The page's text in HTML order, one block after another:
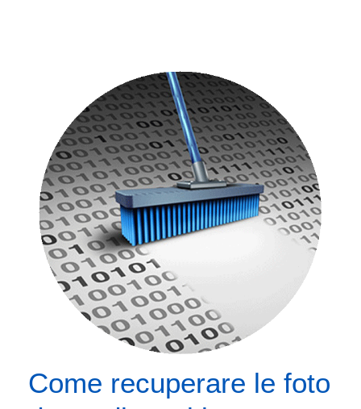
Come recuperare le foto